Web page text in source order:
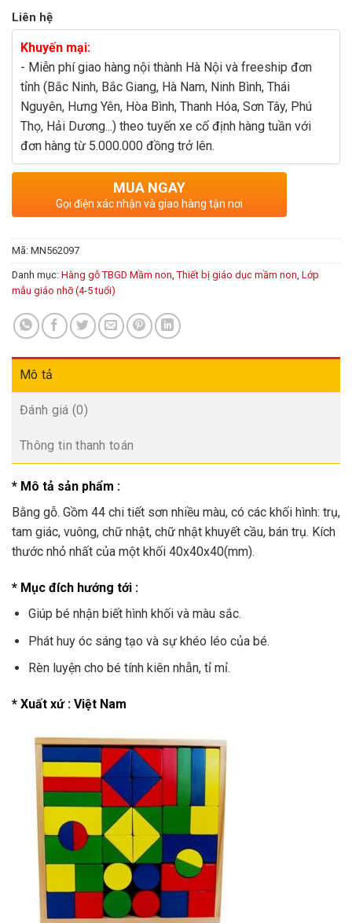
Liên hệ
Khuyến mại:
- Miễn phí giao hàng nội thành Hà Nội và freeship đơn
tỉnh (Bắc Ninh, Bắc Giang, Hà Nam, Ninh Bình, Thái
Nguyên, Hưng Yên, Hòa Bình, Thanh Hóa, Sơn Tây, Phú
Thọ, Hải Dương...) theo tuyến xe cố định hàng tuần với
đơn hàng từ 5.000.000 đồng trở lên.
MUA NGAY
Gọi điện xác nhận và giao hàng tận nơi
Mã: MN562097
Danh mục: Hàng gỗ TBGD Mầm non, Thiết bị giáo dục mầm non, Lớp
mẫu giáo nhỡ (4-5 tuổi)
Mô tả
Đánh giá (0)
Thông tin thanh toán
* Mô tả sản phẩm :
Bằng gỗ. Gồm 44 chi tiết sơn nhiều màu, có các khối hình: trụ,
tam giác, vuông, chữ nhật, chữ nhật khuyết cầu, bán trụ. Kích
thước nhỏ nhất của một khối 40x40x40(mm).
* Mục đích hướng tới :
Giúp bé nhận biết hình khối và màu sắc.
Phát huy óc sáng tạo và sự khéo léo của bé.
Rèn luyện cho bé tính kiên nhẫn, tỉ mỉ.
* Xuất xứ : Việt Nam